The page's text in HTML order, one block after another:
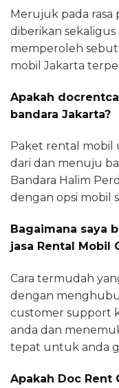
Merujuk pada rasa
diberikan sekaligus
memperoleh
mobil Jakarta
Apakah
bandara Jakarta?
Paket rental mobil
dari dan menuju
Bandara Halim
dengan opsi mobil
Bagaimana saya
jasa Rental Mobil
Cara termudah
dengan
customer support
anda dan
tepat untuk anda
Apakah Doc Rent